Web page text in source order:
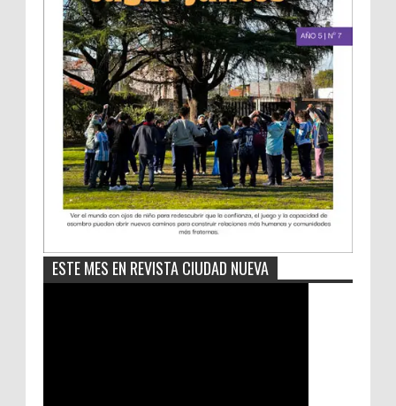
ESTE MES EN REVISTA CIUDAD NUEVA